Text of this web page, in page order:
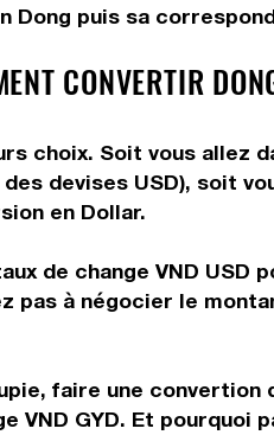
puis sa
CONVERTIR
choix. Soit vous allez
devises USD), soit
en Dollar.
de change VND
à négocier le
faire une
VND GYD. Et